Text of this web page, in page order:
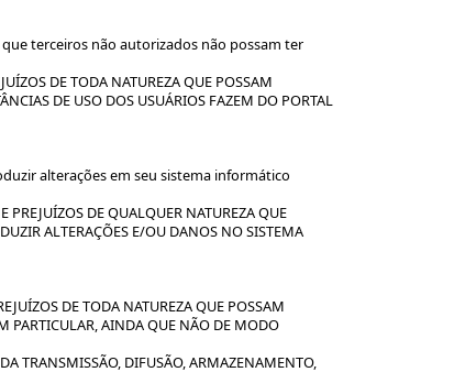
que terceiros não autorizados não possam ter
DE TODA NATUREZA QUE POSSAM
DE USO DOS USUÁRIOS FAZEM DO PORTAL
alterações em seu sistema informático
DE QUALQUER NATUREZA QUE
ALTERAÇÕES E/OU DANOS NO SISTEMA
DE TODA NATUREZA QUE POSSAM
PARTICULAR, AINDA QUE NÃO DE MODO
TRANSMISSÃO, DIFUSÃO, ARMAZENAMENTO,